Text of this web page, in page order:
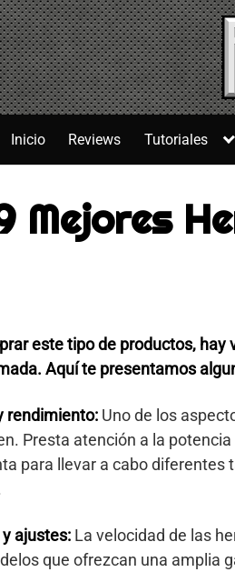
Inicio Reviews Tutoriales
Mejores
este tipo de productos,
Aquí te presentamos
rendimiento: Uno de los
Presta atención a la
para llevar a cabo
ajustes: La velocidad de las
que ofrezcan una amplia